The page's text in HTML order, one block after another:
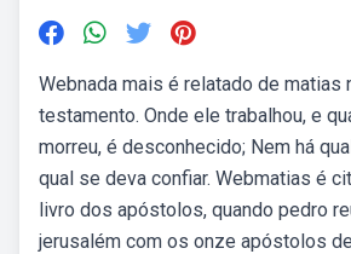
Webnada mais é relatado de matias
testamento. Onde ele trabalhou, e
morreu, é desconhecido; Nem há
qual se deva confiar. Webmatias é
livro dos apóstolos, quando pedro
jerusalém com os onze apóstolos